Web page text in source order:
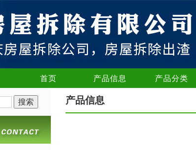
首页 产品信息 产品分类
产品信息